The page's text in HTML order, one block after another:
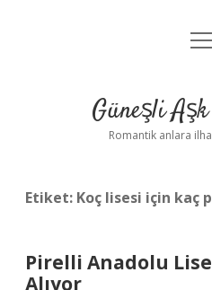
Yasal
Güneşli
Romantik anlara
Etiket: Koç lisesi için kaç
Pirelli Anadolu
Alıyor